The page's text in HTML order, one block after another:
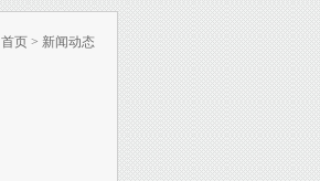
首页 > 新闻动态